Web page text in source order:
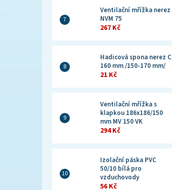
Ventilační mřížka nerez
NVM 75
267 Kč
Hadicová spona nerez C
160 mm /150-170 mm/
21 Kč
Ventilační mřížka s
klapkou 186x186/150
mm MV 150 VK
294 Kč
Izolační páska PVC
50/10 bílá pro
vzduchovody
56 Kč